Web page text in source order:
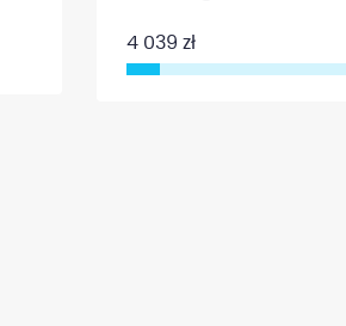
4 039 zł